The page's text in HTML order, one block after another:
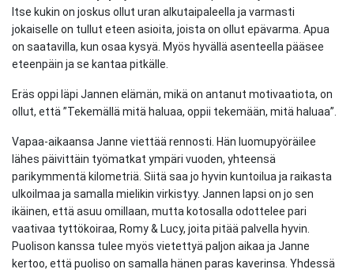
Itse kukin on joskus ollut uran alkutaipaleella ja varmasti
jokaiselle on tullut eteen asioita, joista on ollut epävarma. Apua
on saatavilla, kun osaa kysyä. Myös hyvällä asenteella pääsee
eteenpäin ja se kantaa pitkälle.
Eräs oppi läpi Jannen elämän, mikä on antanut motivaatiota, on
ollut, että ”Tekemällä mitä haluaa, oppii tekemään, mitä haluaa”.
Vapaa-aikaansa Janne viettää rennosti. Hän luomupyöräilee
lähes päivittäin työmatkat ympäri vuoden, yhteensä
parikymmentä kilometriä. Siitä saa jo hyvin kuntoilua ja raikasta
ulkoilmaa ja samalla mielikin virkistyy. Jannen lapsi on jo sen
ikäinen, että asuu omillaan, mutta kotosalla odottelee pari
vaativaa tyttökoiraa, Romy & Lucy, joita pitää palvella hyvin.
Puolison kanssa tulee myös vietettyä paljon aikaa ja Janne
kertoo, että puoliso on samalla hänen paras kaverinsa. Yhdessä